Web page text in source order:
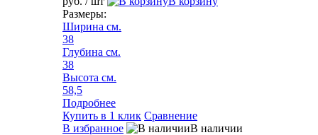
Размеры:
Ширина см.
38
Глубина см.
38
Высота см.
58,5
Подробнее
Купить в 1 клик Сравнение
В избранное
В наличии